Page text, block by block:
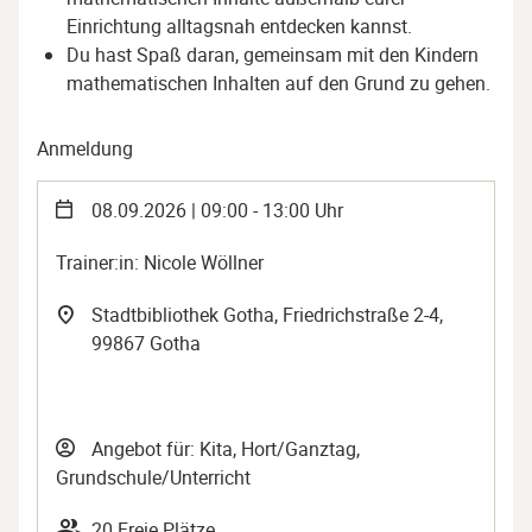
Einrichtung alltagsnah entdecken kannst.
Du hast Spaß daran, gemeinsam mit den Kindern
mathematischen Inhalten auf den Grund zu gehen.
Anmeldung
08.09.2026 | 09:00 - 13:00 Uhr
Trainer:in: Nicole Wöllner
Stadtbibliothek Gotha, Friedrichstraße 2-4,
99867 Gotha
Angebot für: Kita, Hort/Ganztag,
Grundschule/Unterricht